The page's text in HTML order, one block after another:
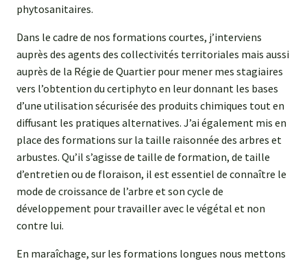
phytosanitaires.
Dans le cadre de nos formations courtes, j’interviens
auprès des agents des collectivités territoriales mais aussi
auprès de la Régie de Quartier pour mener mes stagiaires
vers l’obtention du certiphyto en leur donnant les bases
d’une utilisation sécurisée des produits chimiques tout en
diffusant les pratiques alternatives. J’ai également mis en
place des formations sur la taille raisonnée des arbres et
arbustes. Qu’il s’agisse de taille de formation, de taille
d’entretien ou de floraison, il est essentiel de connaître le
mode de croissance de l’arbre et son cycle de
développement pour travailler avec le végétal et non
contre lui.
En maraîchage, sur les formations longues nous mettons